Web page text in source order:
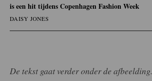
is een hit tijdens Copenhagen Fashion Week
DAISY JONES
De tekst gaat verder onder de afbeelding.